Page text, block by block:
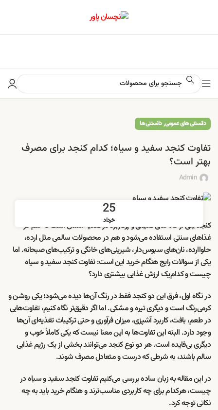
دانستنی های عمومی,دانستنی ها
تفاوت کنجد سفید و سیاه؛ کدام کنجد برای مصرف
بهتر است؟
Admin
25
خرداد
کنجد یکی از دانه‌های قدیمی و پرکاربرد در تغذیه انسان است که هم در
غذاهای سنتی استفاده می‌شود و هم در محصولات سالمی مثل ارده،
حلواارده، نان‌های سبوس‌دار، شیرینی‌های خانگی و ترکیب‌های صبحانه. اما
یکی از سوالات رایج هنگام خرید این است: تفاوت کنجد سفید و سیاه
چیست و کدام‌یک ارزش غذایی بیشتری دارد؟
در نگاه اول، فرق این دو کنجد فقط در رنگ آن‌ها دیده می‌شود؛ یکی روشن و
کرمی‌رنگ است و دیگری تیره و مشکی. اما اگر دقیق‌تر نگاه کنیم، تفاوت‌هایی
در طعم، بافت، کاربرد آشپزی، میزان فرآوری و حتی ترکیبات تغذیه‌ای آن‌ها
وجود دارد. البته این تفاوت‌ها به این معنا نیست که یکی کاملاً خوب و
دیگری بی‌فایده است. هر دو نوع کنجد می‌توانند بخشی از یک رژیم غذایی
سالم باشند، به شرطی که درست و متعادل مصرف شوند.
در این مقاله به زبان ساده بررسی می‌کنیم تفاوت کنجد سفید و سیاه در
چیست، هرکدام برای چه کاربردی مناسب‌ترند و هنگام خرید باید به چه
نکاتی توجه کرد.